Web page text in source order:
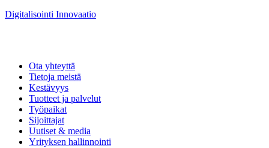
Digitalisointi Innovaatio
Ota yhteyttä
Tietoja meistä
Kestävyys
Tuotteet ja palvelut
Työpaikat
Sijoittajat
Uutiset & media
Yrityksen hallinnointi